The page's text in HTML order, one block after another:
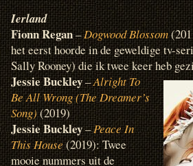
Ierland
Fionn Regan–Dogwood Blossom
het eerst hoorde in de geweldige tv-
Sally Rooney) die ik twee keer heb
Jessie Buckley–Alright To
Be All Wrong (The Dreamer’s
Song)(2019)
Jessie Buckley–Peace In
This House(2019): Twee
mooie nummers uit de